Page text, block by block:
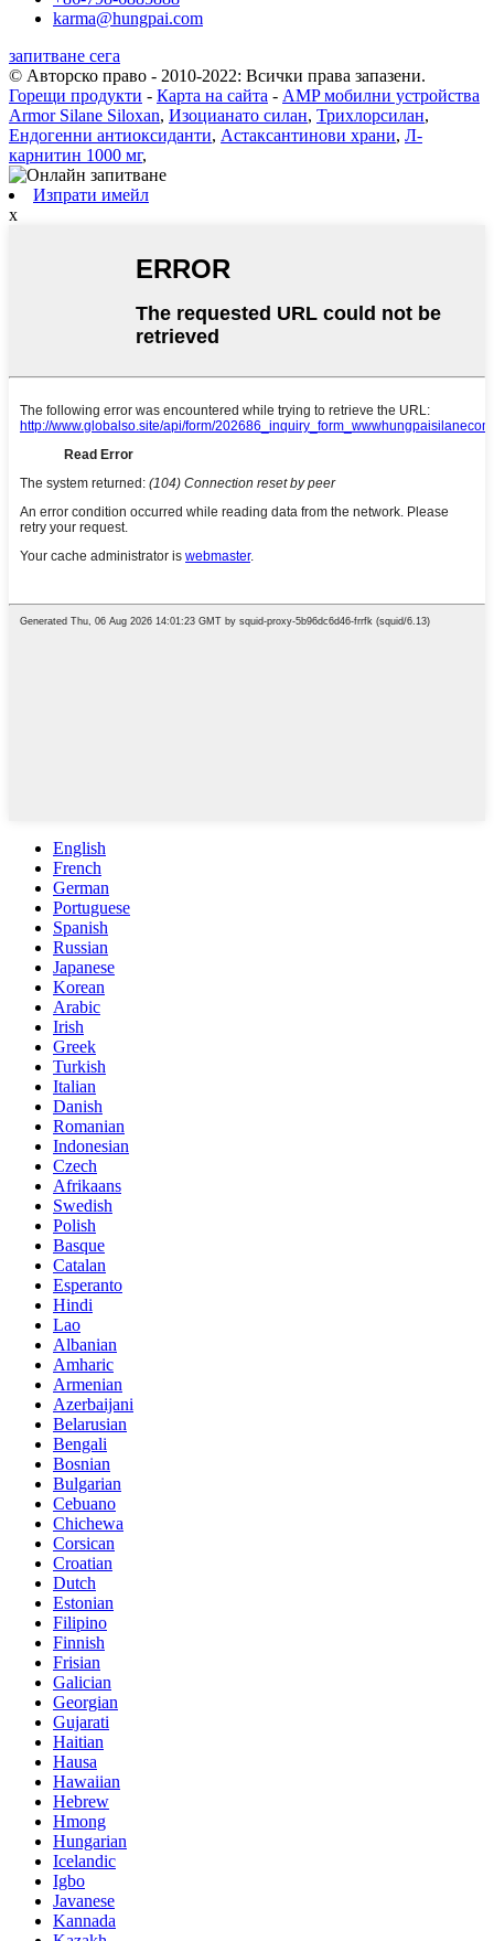
karma@hungpai.com
запитване сега
© Авторско право - 2010-2022: Всички права запазени.
Горещи продукти - Карта на сайта - AMP мобилни устройства
Armor Silane Siloxan, Изоцианато силан, Трихлорсилан,
Ендогенни антиоксиданти, Астаксантинови храни, Л-
карнитин 1000 мг,
Изпрати имейл
x
English
French
German
Portuguese
Spanish
Russian
Japanese
Korean
Arabic
Irish
Greek
Turkish
Italian
Danish
Romanian
Indonesian
Czech
Afrikaans
Swedish
Polish
Basque
Catalan
Esperanto
Hindi
Lao
Albanian
Amharic
Armenian
Azerbaijani
Belarusian
Bengali
Bosnian
Bulgarian
Cebuano
Chichewa
Corsican
Croatian
Dutch
Estonian
Filipino
Finnish
Frisian
Galician
Georgian
Gujarati
Haitian
Hausa
Hawaiian
Hebrew
Hmong
Hungarian
Icelandic
Igbo
Javanese
Kannada